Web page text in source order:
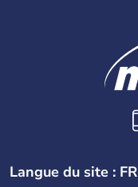
Langue du site : FR